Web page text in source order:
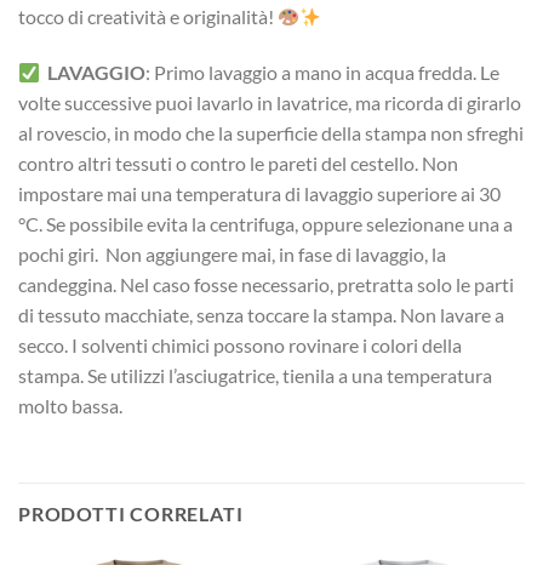
tocco di creatività e originalità!
LAVAGGIO: Primo lavaggio a mano in acqua fredda. Le
volte successive puoi lavarlo in lavatrice, ma ricorda di girarlo
al rovescio, in modo che la superficie della stampa non sfreghi
contro altri tessuti o contro le pareti del cestello. Non
impostare mai una temperatura di lavaggio superiore ai 30
°C. Se possibile evita la centrifuga, oppure selezionane una a
pochi giri. Non aggiungere mai, in fase di lavaggio, la
candeggina. Nel caso fosse necessario, pretratta solo le parti
di tessuto macchiate, senza toccare la stampa. Non lavare a
secco. I solventi chimici possono rovinare i colori della
stampa. Se utilizzi l’asciugatrice, tienila a una temperatura
molto bassa.
PRODOTTI CORRELATI